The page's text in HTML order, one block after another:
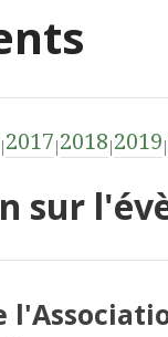
2017 2018 2019
sur